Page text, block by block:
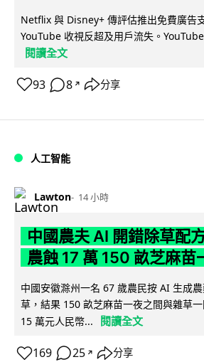
Netflix 與 Disney+ 傳評估推出免費廣告
YouTube 收視反超及用戶流失。
閱讀全文
93 8 ↗ 分享
人工智能
Lawton 14 小時
中國農夫 AI 開錯除草配
農蝕 17 萬 150 畝芝麻苗
中國安徽滁州一名 67 歲農民按 AI 生成
草，結果 150 畝芝麻苗一夜之間與雜草
15 萬元人民幣...
閱讀全文
169 25 ↗ 分享